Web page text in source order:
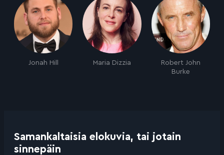
Jonah Hill Maria Dizzia
Robert John
Burke
Samankaltaisia elokuvia, tai jotain
sinnepäin